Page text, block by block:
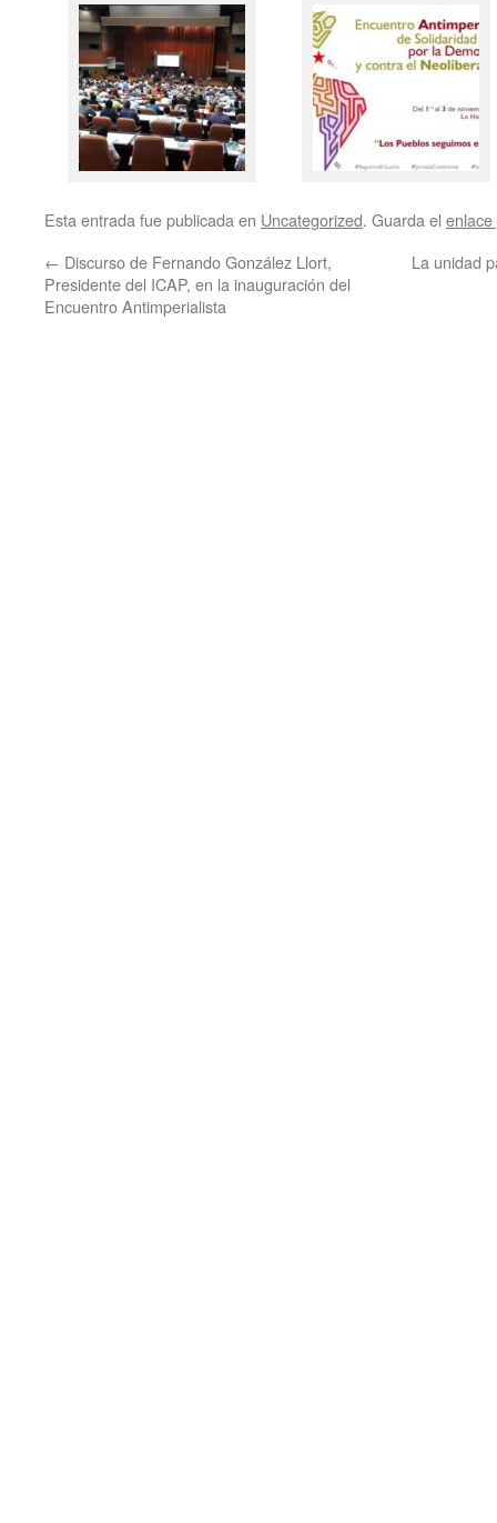
Esta entrada fue publicada en Uncategorized. Guarda el
← Discurso de Fernando González Llort,
Presidente del ICAP, en la inauguración del
Encuentro Antimperialista
La unidad